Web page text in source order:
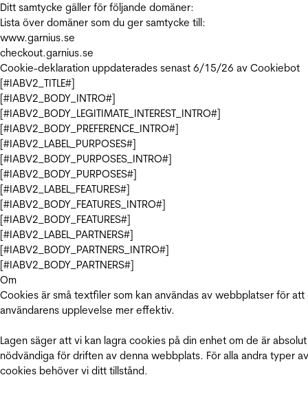
Ditt samtycke gäller för följande domäner:
Lista över domäner som du ger samtycke till:
www.garnius.se
checkout.garnius.se
Cookie-deklaration uppdaterades senast 6/15/26 av Cookiebot
[#IABV2_TITLE#]
[#IABV2_BODY_INTRO#]
[#IABV2_BODY_LEGITIMATE_INTEREST_INTRO#]
[#IABV2_BODY_PREFERENCE_INTRO#]
[#IABV2_LABEL_PURPOSES#]
[#IABV2_BODY_PURPOSES_INTRO#]
[#IABV2_BODY_PURPOSES#]
[#IABV2_LABEL_FEATURES#]
[#IABV2_BODY_FEATURES_INTRO#]
[#IABV2_BODY_FEATURES#]
[#IABV2_LABEL_PARTNERS#]
[#IABV2_BODY_PARTNERS_INTRO#]
[#IABV2_BODY_PARTNERS#]
Om
Cookies är små textfiler som kan användas av webbplatser för att
användarens upplevelse mer effektiv.
Lagen säger att vi kan lagra cookies på din enhet om de är absolut
nödvändiga för driften av denna webbplats. För alla andra typer av
cookies behöver vi ditt tillstånd.